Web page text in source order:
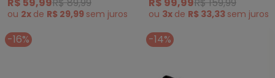
R$ 59,99R$ 89,99
ou 2x de R$ 29,99 sem juros
R$ 99,99R$ 159,99
ou 3x de R$ 33,33 sem juros
-16% -14%